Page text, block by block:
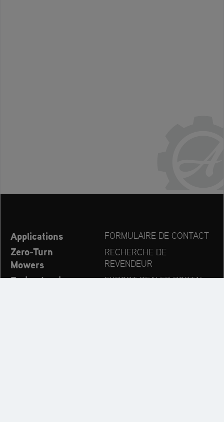
Applications
Zero-Turn
Mowers
Fraise à neige
FORMULAIRE DE CONTACT
RECHERCHE DE
REVENDEUR
EXPORT DEALER PORTAL